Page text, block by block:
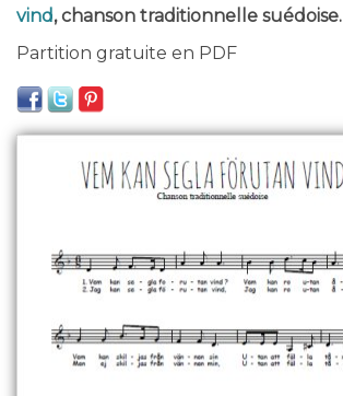
vind, chanson traditionnelle suédoise.
Partition gratuite en PDF